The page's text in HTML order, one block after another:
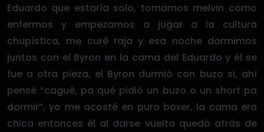
Eduardo que estaría solo, tomamos melvin como
enfermos y empezamos a jugar a la cultura
chupística, me curé raja y esa noche dormimos
juntos con el Byron en la cama del Eduardo y él se
fue a otra pieza, el Byron durmió con buzo si, ahí
pensé “cagué, pa qué pidió un buzo o un short pa
dormir”, yo me acosté en puro boxer, la cama era
chica entonces él al darse vuelta quedó atrás de